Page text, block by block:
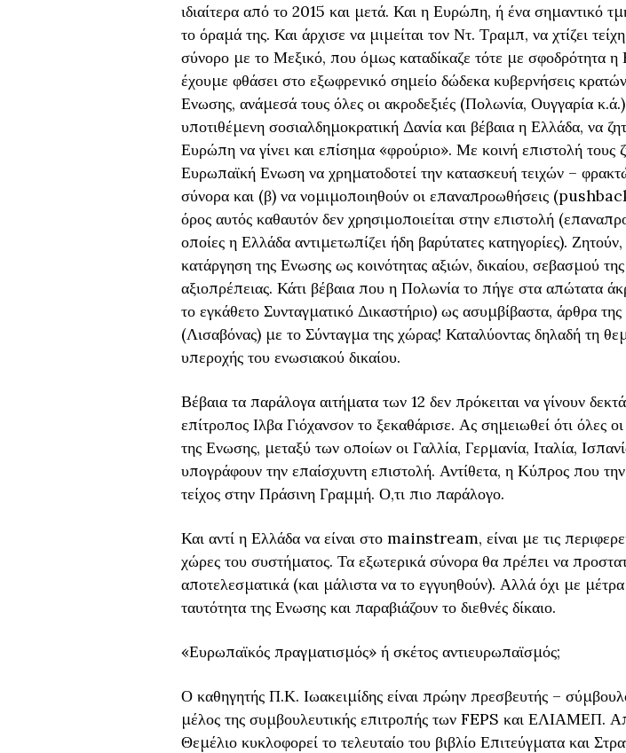
ιδιαίτερα από το 2015 και μετά. Και η Ευρώπη, ή ένα σημαντικό
το όραμά της. Και άρχισε να μιμείται τον Ντ. Τραμπ, να χτίζει
σύνορο με το Μεξικό, που όμως καταδίκαζε τότε με σφοδρότητα
έχουμε φθάσει στο εξωφρενικό σημείο δώδεκα κυβερνήσεις
Ενωσης, ανάμεσά τους όλες οι ακροδεξιές (Πολωνία, Ουγγαρία
υποτιθέμενη σοσιαλδημοκρατική Δανία και βέβαια η Ελλάδα, να
Ευρώπη να γίνει και επίσημα «φρούριο». Με κοινή επιστολή τους
Ευρωπαϊκή Ενωση να χρηματοδοτεί την κατασκευή τειχών –
σύνορα και (β) να νομιμοποιηθούν οι επαναπροωθήσεις
όρος αυτός καθαυτόν δεν χρησιμοποιείται στην επιστολή
οποίες η Ελλάδα αντιμετωπίζει ήδη βαρύτατες κατηγορίες).
κατάργηση της Ενωσης ως κοινότητας αξιών, δικαίου, σεβασμού
αξιοπρέπειας. Κάτι βέβαια που η Πολωνία το πήγε στα απώτατα
το εγκάθετο Συνταγματικό Δικαστήριο) ως ασυμβίβαστα, άρθρα
(Λισαβόνας) με το Σύνταγμα της χώρας! Καταλύοντας δηλαδή τη
υπεροχής του ενωσιακού δικαίου.
Βέβαια τα παράλογα αιτήματα των 12 δεν πρόκειται να γίνουν
επίτροπος Ιλβα Γιόχανσον το ξεκαθάρισε. Ας σημειωθεί ότι
της Ενωσης, μεταξύ των οποίων οι Γαλλία, Γερμανία, Ιταλία,
υπογράφουν την επαίσχυντη επιστολή. Αντίθετα, η Κύπρος που
τείχος στην Πράσινη Γραμμή. Ο,τι πιο παράλογο.
Και αντί η Ελλάδα να είναι στο mainstream, είναι με τις
χώρες του συστήματος. Τα εξωτερικά σύνορα θα πρέπει να
αποτελεσματικά (και μάλιστα να το εγγυηθούν). Αλλά όχι με
ταυτότητα της Ενωσης και παραβιάζουν το διεθνές δίκαιο.
«Ευρωπαϊκός πραγματισμός» ή σκέτος αντιευρωπαϊσμός;
Ο καθηγητής Π.Κ. Ιωακειμίδης είναι πρώην πρεσβευτής –
μέλος της συμβουλευτικής επιτροπής των FEPS και ΕΛΙΑΜΕΠ.
Θεμέλιο κυκλοφορεί το τελευταίο του βιβλίο Επιτεύγματα και